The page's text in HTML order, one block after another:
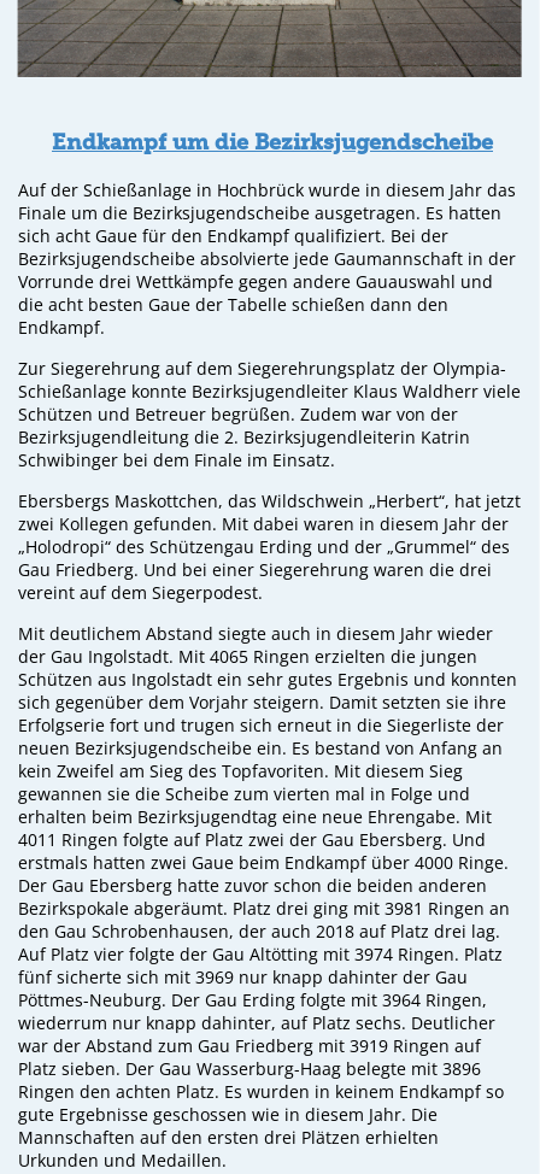
Endkampf um die Bezirksjugendscheibe
Auf der Schießanlage in Hochbrück wurde in diesem Jahr das
Finale um die Bezirksjugendscheibe ausgetragen. Es hatten
sich acht Gaue für den Endkampf qualifiziert. Bei der
Bezirksjugendscheibe absolvierte jede Gaumannschaft in der
Vorrunde drei Wettkämpfe gegen andere Gauauswahl und
die acht besten Gaue der Tabelle schießen dann den
Endkampf.
Zur Siegerehrung auf dem Siegerehrungsplatz der Olympia-
Schießanlage konnte Bezirksjugendleiter Klaus Waldherr viele
Schützen und Betreuer begrüßen. Zudem war von der
Bezirksjugendleitung die 2. Bezirksjugendleiterin Katrin
Schwibinger bei dem Finale im Einsatz.
Ebersbergs Maskottchen, das Wildschwein „Herbert“, hat jetzt
zwei Kollegen gefunden. Mit dabei waren in diesem Jahr der
„Holodropi“ des Schützengau Erding und der „Grummel“ des
Gau Friedberg. Und bei einer Siegerehrung waren die drei
vereint auf dem Siegerpodest.
Mit deutlichem Abstand siegte auch in diesem Jahr wieder
der Gau Ingolstadt. Mit 4065 Ringen erzielten die jungen
Schützen aus Ingolstadt ein sehr gutes Ergebnis und konnten
sich gegenüber dem Vorjahr steigern. Damit setzten sie ihre
Erfolgserie fort und trugen sich erneut in die Siegerliste der
neuen Bezirksjugendscheibe ein. Es bestand von Anfang an
kein Zweifel am Sieg des Topfavoriten. Mit diesem Sieg
gewannen sie die Scheibe zum vierten mal in Folge und
erhalten beim Bezirksjugendtag eine neue Ehrengabe. Mit
4011 Ringen folgte auf Platz zwei der Gau Ebersberg. Und
erstmals hatten zwei Gaue beim Endkampf über 4000 Ringe.
Der Gau Ebersberg hatte zuvor schon die beiden anderen
Bezirkspokale abgeräumt. Platz drei ging mit 3981 Ringen an
den Gau Schrobenhausen, der auch 2018 auf Platz drei lag.
Auf Platz vier folgte der Gau Altötting mit 3974 Ringen. Platz
fünf sicherte sich mit 3969 nur knapp dahinter der Gau
Pöttmes-Neuburg. Der Gau Erding folgte mit 3964 Ringen,
wiederrum nur knapp dahinter, auf Platz sechs. Deutlicher
war der Abstand zum Gau Friedberg mit 3919 Ringen auf
Platz sieben. Der Gau Wasserburg-Haag belegte mit 3896
Ringen den achten Platz. Es wurden in keinem Endkampf so
gute Ergebnisse geschossen wie in diesem Jahr. Die
Mannschaften auf den ersten drei Plätzen erhielten
Urkunden und Medaillen.